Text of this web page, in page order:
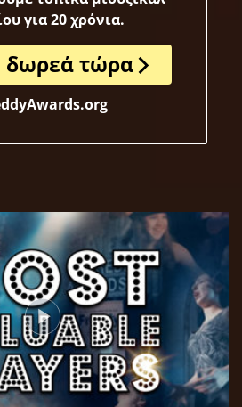
για 20 χρόνια.
δωρεά τώρα